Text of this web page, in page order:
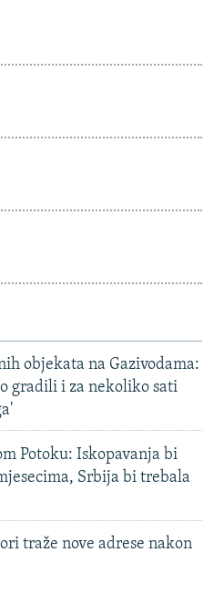
objekata na Gazivodama:
gradili i za nekoliko sati
Potoku: Iskopavanja bi
Srbija bi trebala
traže nove adrese nakon